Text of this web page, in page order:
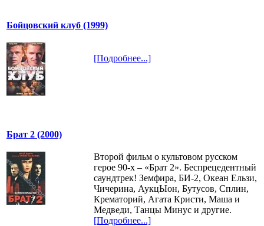
Бойцовский клуб (1999)
[Подробнее...]
Брат 2 (2000)
Второй фильм о культовом русском
герое 90-х – «Брат 2». Беспрецедентный
саундтрек! Земфира, БИ-2, Океан Ельзи,
Чичерина, АукцЫон, Бутусов, Сплин,
Крематорий, Агата Кристи, Маша и
Медведи, Танцы Минус и другие.
[Подробнее...]